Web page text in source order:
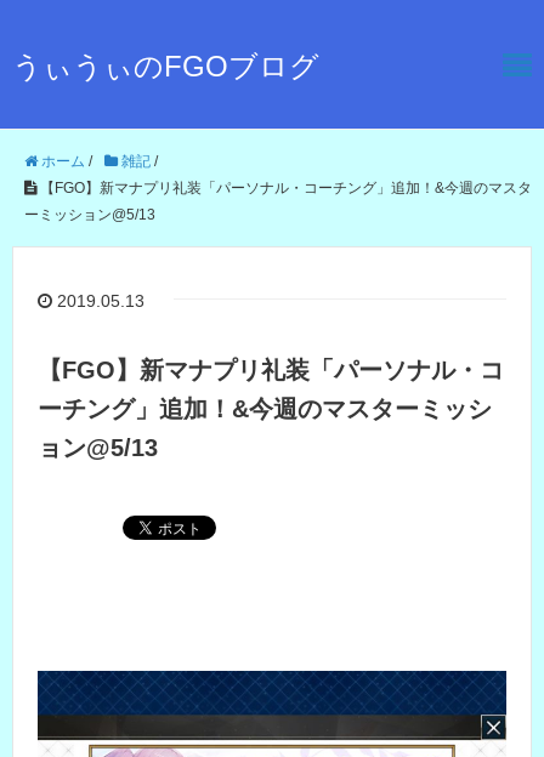
うぃうぃのFGOブログ
ホーム / 雑記 /
【FGO】新マナプリ礼装「パーソナル・コーチング」追加！&今週のマスタ
ーミッション@5/13
2019.05.13
【FGO】新マナプリ礼装「パーソナル・コ
ーチング」追加！&今週のマスターミッシ
ョン@5/13